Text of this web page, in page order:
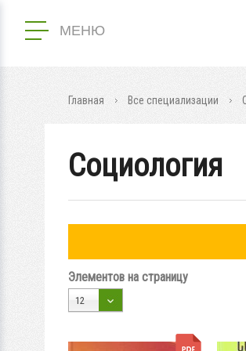
МЕНЮ
Главная Все специализации
Социология
Элементов на страницу
12